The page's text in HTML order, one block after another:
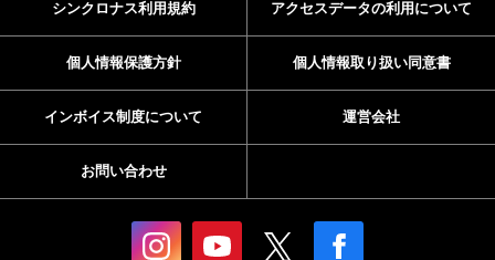
シンクロナス利用規約 アクセスデータの利用について
個人情報保護方針 個人情報取り扱い同意書
インボイス制度について 運営会社
お問い合わせ